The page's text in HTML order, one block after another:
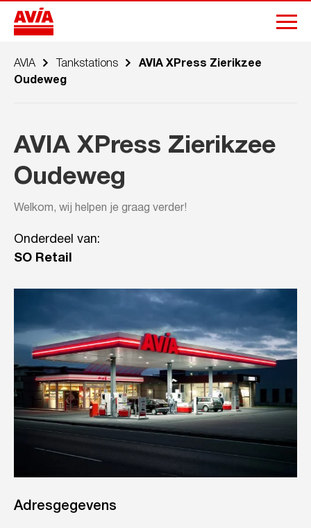
AVIA Tankstations
AVIA XPress Zierikzee
Oudeweg
AVIA XPress Zierikzee
Oudeweg
Welkom, wij helpen je graag verder!
Onderdeel van:
SO Retail
Adresgegevens